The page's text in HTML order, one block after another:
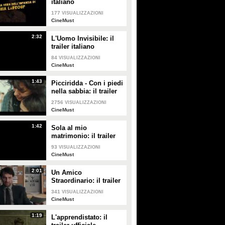
italiano
177 VISUALIZZAZIONI
CineMust
2:32
L'Uomo Invisibile: il
trailer italiano
84 VISUALIZZAZIONI
CineMust
1:43
Picciridda - Con i piedi
nella sabbia: il trailer
italiano
2756 VISUALIZZAZIONI
CineMust
1:42
Sola al mio
matrimonio: il trailer
italiano
93 VISUALIZZAZIONI
CineMust
2:01
Un Amico
Straordinario: il trailer
italiano
341 VISUALIZZAZIONI
CineMust
1:19
L'apprendistato: il